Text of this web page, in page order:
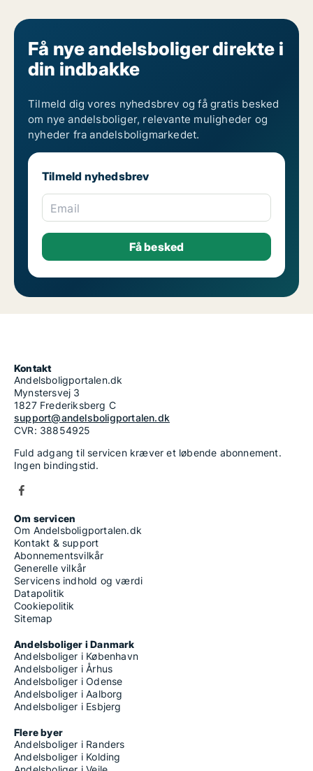
Få nye andelsboliger direkte i
din indbakke
Tilmeld dig vores nyhedsbrev og få gratis besked
om nye andelsboliger, relevante muligheder og
nyheder fra andelsboligmarkedet.
Tilmeld nyhedsbrev
Email
Kontakt
Andelsboligportalen.dk
Mynstersvej 3
1827 Frederiksberg C
support@andelsboligportalen.dk
CVR: 38854925
Fuld adgang til servicen kræver et løbende abonnement.
Ingen bindingstid.
Om servicen
Om Andelsboligportalen.dk
Kontakt & support
Abonnementsvilkår
Generelle vilkår
Servicens indhold og værdi
Datapolitik
Cookiepolitik
Sitemap
Andelsboliger i Danmark
Andelsboliger i København
Andelsboliger i Århus
Andelsboliger i Odense
Andelsboliger i Aalborg
Andelsboliger i Esbjerg
Flere byer
Andelsboliger i Randers
Andelsboliger i Kolding